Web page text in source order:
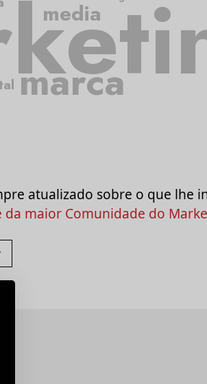
marca
media
atualizado sobre o que lhe
da maior Comunidade do